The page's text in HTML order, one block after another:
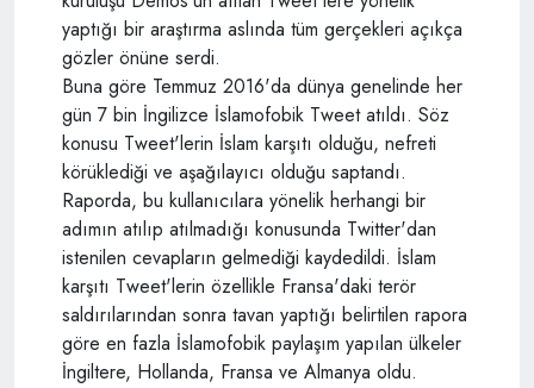
yaptığı bir araştırma aslında tüm gerçekleri açıkça
gözler önüne serdi.
Buna göre Temmuz 2016'da dünya genelinde her
gün 7 bin İngilizce İslamofobik Tweet atıldı. Söz
konusu Tweet'lerin İslam karşıtı olduğu, nefreti
körüklediği ve aşağılayıcı olduğu saptandı.
Raporda, bu kullanıcılara yönelik herhangi bir
adımın atılıp atılmadığı konusunda Twitter'dan
istenilen cevapların gelmediği kaydedildi. İslam
karşıtı Tweet'lerin özellikle Fransa'daki terör
saldırılarından sonra tavan yaptığı belirtilen rapora
göre en fazla İslamofobik paylaşım yapılan ülkeler
İngiltere, Hollanda, Fransa ve Almanya oldu.